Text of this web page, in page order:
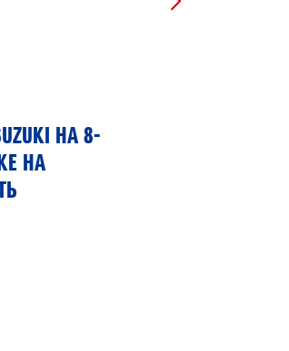
НА 8-
НА